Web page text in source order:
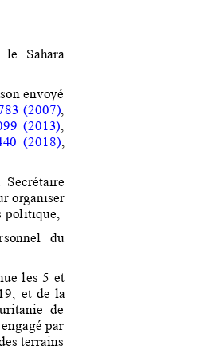
le  Sahara
envoyé
(2007),
(2013)
(2018)
Secrétaire
organiser
politique,
du
les 5 et
et de la
de
par
terrains